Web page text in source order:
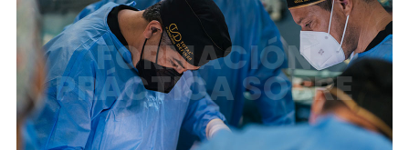
FORMACIÓN
PRÁCTICA SOBRE